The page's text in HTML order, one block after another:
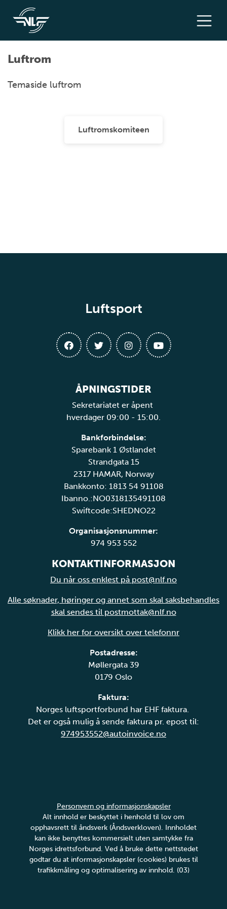
Luftrom
Temaside luftrom
Luftromskomiteen
Luftsport
ÅPNINGSTIDER
Sekretariatet er åpent
hverdager 09:00 - 15:00.
Bankforbindelse:
Sparebank 1 Østlandet
Strandgata 15
2317 HAMAR, Norway
Bankkonto: 1813 54 91108
Ibanno.:NO0318135491108
Swiftcode:SHEDNO22
Organisasjonsnummer:
974 953 552
KONTAKTINFORMASJON
Du når oss enklest på post@nlf.no
Alle søknader, høringer og annet som skal saksbehandles
skal sendes til postmottak@nlf.no
Klikk her for oversikt over telefonnr
Postadresse:
Møllergata 39
0179 Oslo
Faktura:
Norges luftsportforbund har EHF faktura.
Det er også mulig å sende faktura pr. epost til:
974953552@autoinvoice.no
Personvern og informasjonskapsler
Alt innhold er beskyttet i henhold til lov om
opphavsrett til åndsverk (Åndsverkloven). Innholdet
kan ikke benyttes kommersielt uten samtykke fra
Norges idrettsforbund. Ved å bruke dette nettstedet
godtar du at informasjonskapsler (cookies) brukes til
trafikkmåling og optimalisering av innhold. (03)